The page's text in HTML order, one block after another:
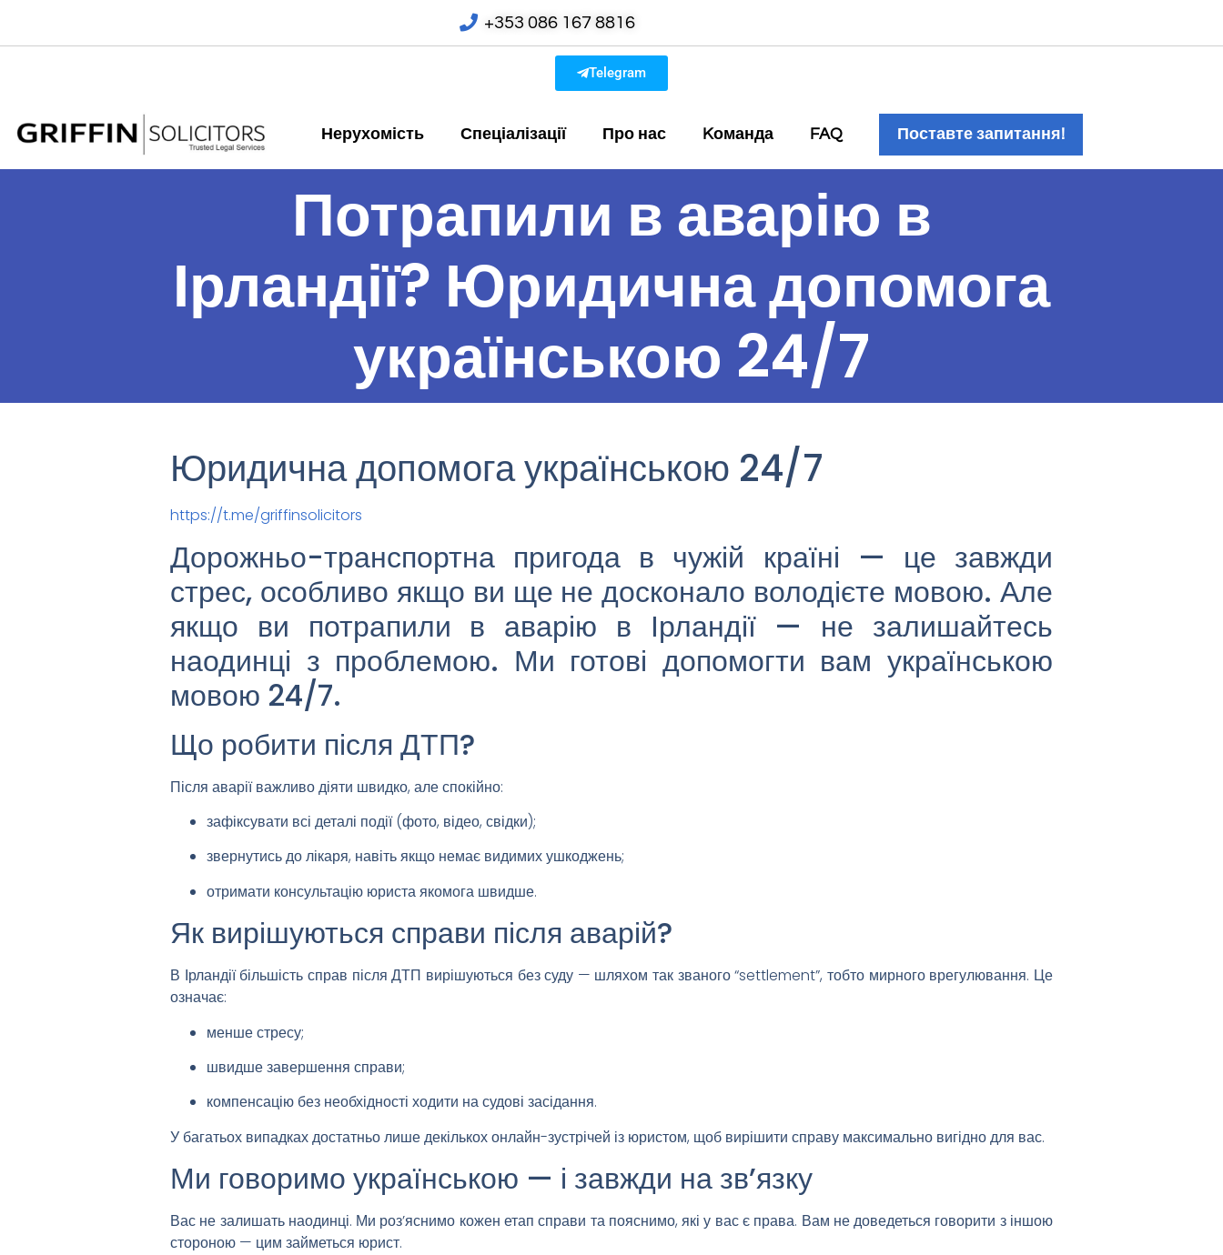
+353 086 167 8816
Telegram
Нерухомість Спеціалізації Про нас Kоманда FAQ Поставте запитання!
Потрапили в аварію в
Ірландії? Юридична допомога
українською 24/7
Юридична допомога українською 24/7
https://t.me/griffinsolicitors
Дорожньо-транспортна пригода в чужій країні — це завжди
стрес, особливо якщо ви ще не досконало володієте мовою. Але
якщо ви потрапили в аварію в Ірландії — не залишайтесь
наодинці з проблемою. Ми готові допомогти вам українською
мовою 24/7.
Що робити після ДТП?
Після аварії важливо діяти швидко, але спокійно:
зафіксувати всі деталі події (фото, відео, свідки);
звернутись до лікаря, навіть якщо немає видимих ушкоджень;
отримати консультацію юриста якомога швидше.
Як вирішуються справи після аварій?
В Ірландії більшість справ після ДТП вирішуються без суду — шляхом так званого “settlement”, тобто мирного врегулювання. Це
означає:
менше стресу;
швидше завершення справи;
компенсацію без необхідності ходити на судові засідання.
У багатьох випадках достатньо лише декількох онлайн-зустрічей із юристом, щоб вирішити справу максимально вигідно для вас.
Ми говоримо українською — і завжди на зв’язку
Вас не залишать наодинці. Ми роз’яснимо кожен етап справи та пояснимо, які у вас є права. Вам не доведеться говорити з іншою
стороною — цим займеться юрист.